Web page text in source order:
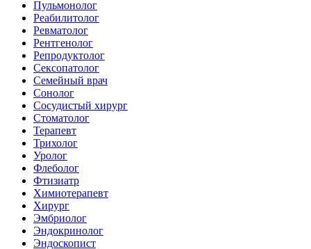
Пульмонолог
Реабилитолог
Ревматолог
Рентгенолог
Репродуктолог
Сексопатолог
Семейный врач
Сонолог
Сосудистый хирург
Стоматолог
Терапевт
Трихолог
Уролог
Флеболог
Фтизиатр
Химиотерапевт
Хирург
Эмбриолог
Эндокринолог
Эндоскопист